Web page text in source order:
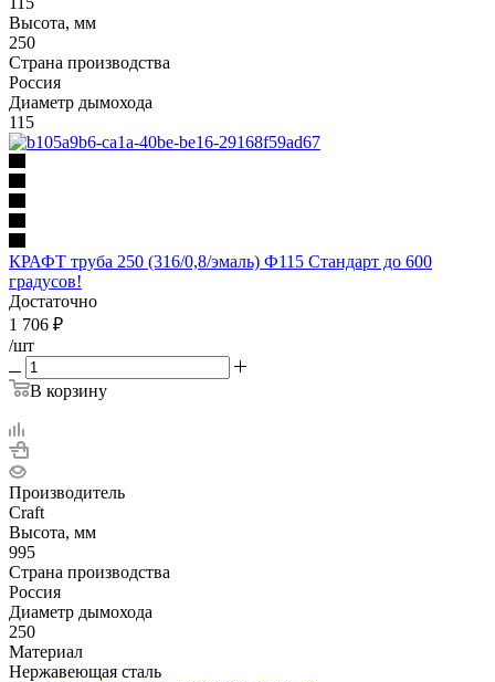
Высота, мм
250
Страна производства
Россия
Диаметр дымохода
115
КРАФТ труба 250 (316/0,8/эмаль) Ф115 Стандарт до 600
градусов!
Достаточно
1 706 ₽
/шт
В корзину
Производитель
Craft
Высота, мм
995
Страна производства
Россия
Диаметр дымохода
250
Материал
Нержавеющая сталь